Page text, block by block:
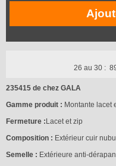
26 au 30 :
235415 de chez GALA
Gamme produit : Montante lacet
Fermeture : Lacet et zip
Composition : Extérieur cuir
Semelle : Extérieure anti-